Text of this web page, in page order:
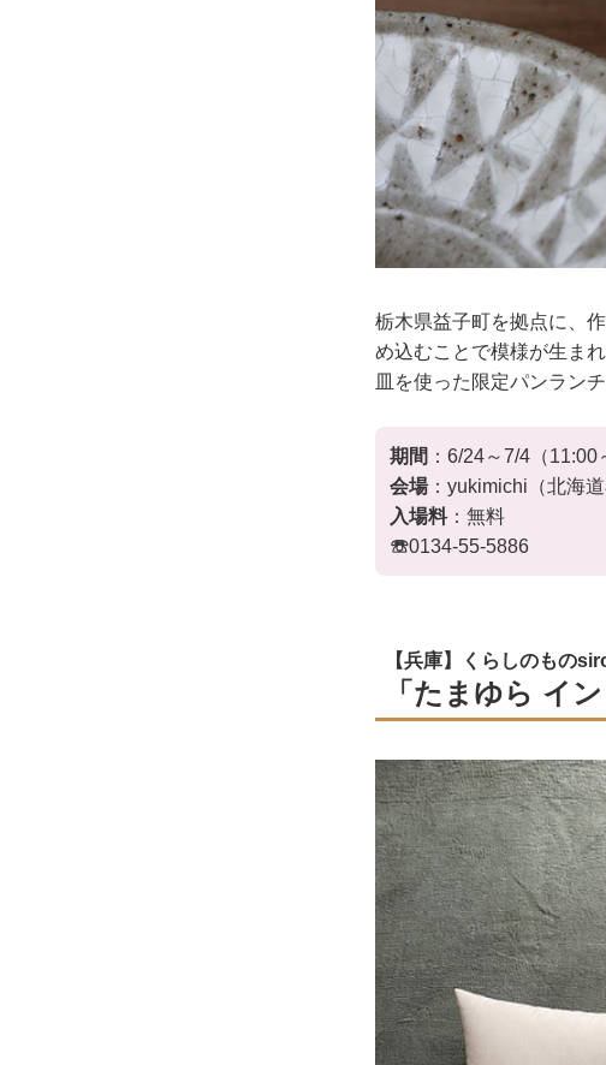
栃木県益子町を拠点に、
め込むことで模様が生ま
皿を使った限定パンラン
期間 ：6/24～7/4（11:00
会場：yukimichi（北海
入場料：無料
☏0134-55-5886
【兵庫】くらしのもの
「たまゆら イ